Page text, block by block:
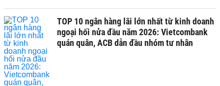
TOP 10 ngân hàng lãi lớn nhất từ kinh doanh
ngoại hối nửa đầu năm 2026: Vietcombank
quán quân, ACB dẫn đầu nhóm tư nhân